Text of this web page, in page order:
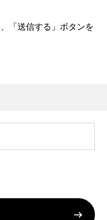
「送信する」ボタンを